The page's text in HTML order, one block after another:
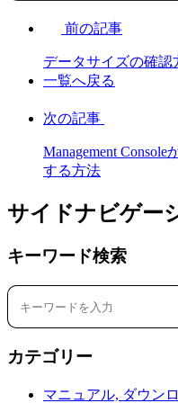
前の記事
データサイズの確認
一覧へ戻る
次の記事
Management
する方法
サイドナビゲー
キーワード検索
カテゴリー
マニュアル, ダウン